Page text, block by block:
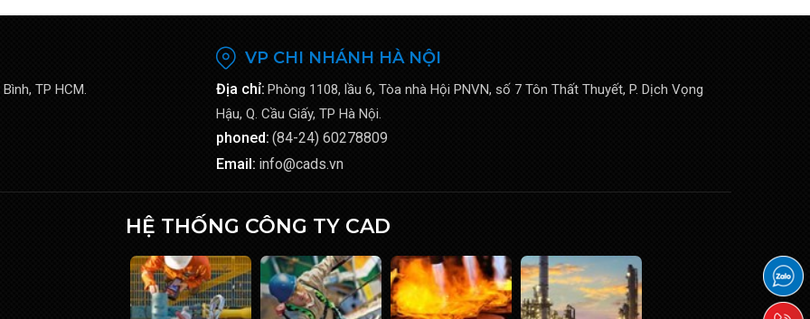
TP HCM.
VP CHI NHÁNH HÀ NỘI
Địa chỉ: Phòng 1108, lầu 6, Tòa nhà Hội PNVN, số 7 Tôn Thất Thuyết, P. Dịch Vọng
Hậu, Q. Cầu Giấy, TP Hà Nội.
phoned: (84-24) 60278809
Email: info@cads.vn
HỆ THỐNG CÔNG TY CAD